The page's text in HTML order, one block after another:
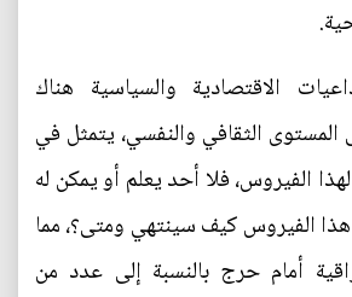
الاقتصادية والسياسية هناك
الثقافي والنفسي، يتمثل في
الفيروس، فلا أحد يعلم أو يمكن له
الفيروس كيف سينتهي ومتى؟، مما
أمام حرج بالنسبة إلى عدد من